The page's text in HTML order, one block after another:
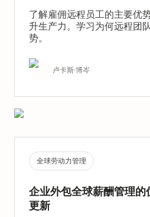
了解雇佣远程员工的主要优
升生产力。学习为何远程团
势。
卢卡斯·博岑
全球劳动力管理
企业外包全球薪酬管理
更新